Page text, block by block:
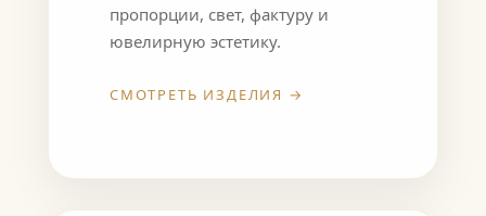
пропорции, свет, фактуру и
ювелирную эстетику.
СМОТРЕТЬ ИЗДЕЛИЯ →